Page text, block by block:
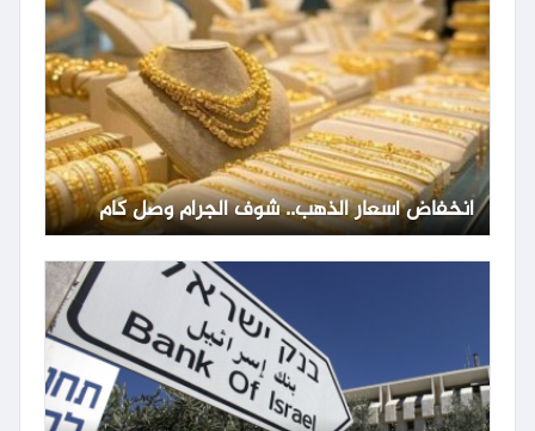
انخفاض أسعار الذهب.. شوف الجرام وصل كام